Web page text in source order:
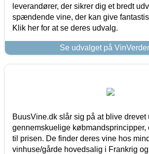
leverandører, der sikrer dig et bredt
spændende vine, der kan give
Klik her for at se deres udvalg.
Se udvalget på
BuusVine.dk slår sig på at blive drevet
gennemskuelige købmandsprincipper,
til prisen. De finder deres vine hos
vinhuse/gårde hovedsalig i Frankrig